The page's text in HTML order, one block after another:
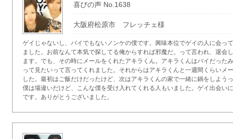
喜びの声 No.1638
大阪府松原市 フレッチェ様
ゲイじゃないし、バイでもないノンケの僕です。興味本位でゲイの人に会っ
ました。お前なんて本気で探してる俺からすれば邪魔だ。って言われ、退会
ます。でも、その時にメールをくれたアキラくん。アキラくんはバイだった
って見たいって言ってくれました。それからはアキラくんと一週間くらいメ
した。最初はご飯だけだったけど、次はアキラくんの家で一緒に鍋をしよう
僕は場違いだけど、こんな僕を受け入れてくれる人もいました。ゲイ出会い
です。ありがとうございました。